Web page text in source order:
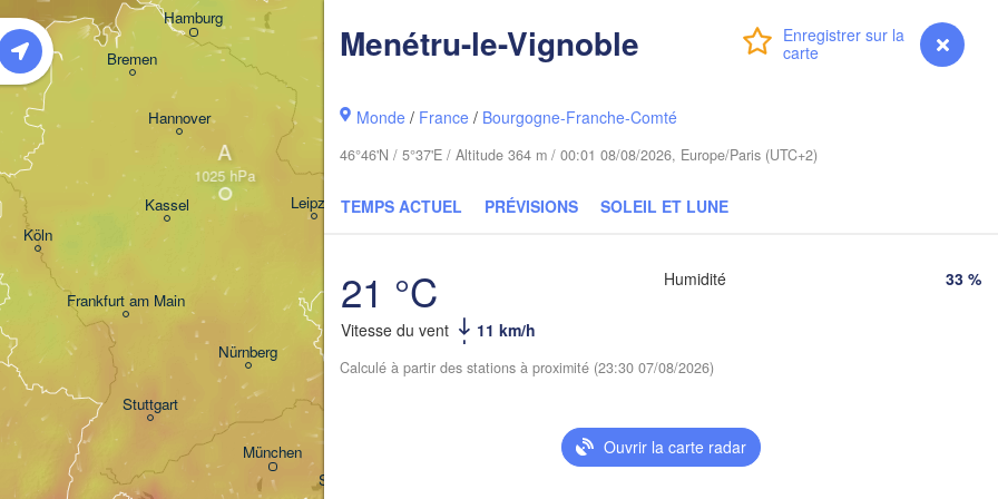
Connexion Premium myVentusky Prévisions
Menétru-le-Vignoble
Monde / France / Bourgogne-Franche-Comté
46°46'N / 5°37'E / Altitude 364 m / 00:01 08/08/2026, Europe/Paris (UTC+2)
TEMPS ACTUEL PRÉVISIONS SOLEIL ET LUNE
21 °C
Vitesse du vent 11 km/h
Humidité 33 %
Calculé à partir des stations à proximité (23:30 07/08/2026)
Ouvrir la carte radar
Hamburg
Köln
Frankfurt am Main
Bremen
Hannover
Nürnberg
Kassel
Stuttgart
Berlin
Praha
Łódź
Leipzig
Poznań
Zielona Góra
Szczecin
Brno
Bydgoszcz
TCHÉQUIE
München
Salzburg
SLOVAQUIE
A